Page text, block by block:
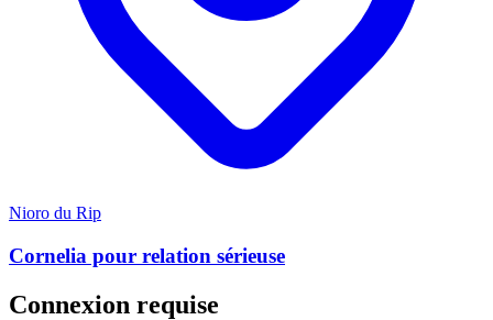
Nioro du Rip
Cornelia pour relation sérieuse
Connexion requise